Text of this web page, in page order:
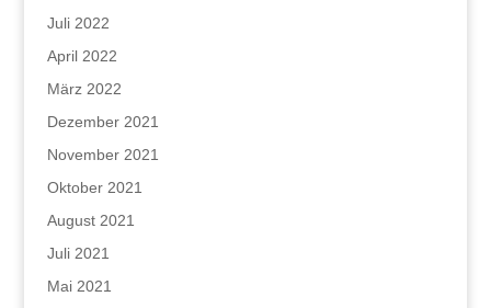
Juli 2022
April 2022
März 2022
Dezember 2021
November 2021
Oktober 2021
August 2021
Juli 2021
Mai 2021